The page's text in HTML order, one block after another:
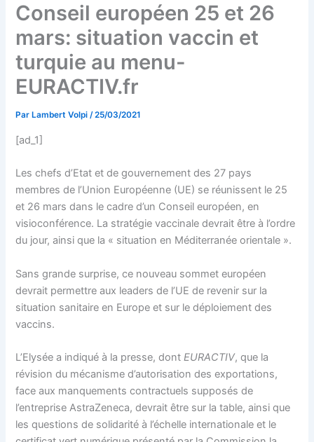
Conseil européen 25 et 26
mars: situation vaccin et
turquie au menu-
EURACTIV.fr
Par Lambert Volpi/25/03/2021
[ad_1]
Les chefs d’Etat et de gouvernement des 27 pays
membres de l’Union Européenne (UE) se réunissent le 25
et 26 mars dans le cadre d’un Conseil européen, en
visioconférence. La stratégie vaccinale devrait être à l’ordre
du jour, ainsi que la « situation en Méditerranée orientale ».
Sans grande surprise, ce nouveau sommet européen
devrait permettre aux leaders de l’UE de revenir sur la
situation sanitaire en Europe et sur le déploiement des
vaccins.
L’Elysée a indiqué à la presse, dontEURACTIV, que la
révision du mécanisme d’autorisation des exportations,
face aux manquements contractuels supposés de
l’entreprise AstraZeneca, devrait être sur la table, ainsi que
les questions de solidarité à l’échelle internationale et le